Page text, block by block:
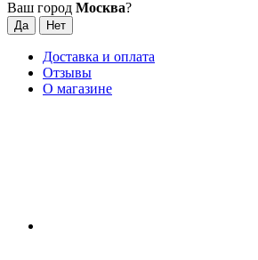
Ваш город Москва?
Доставка и оплата
Отзывы
О магазине